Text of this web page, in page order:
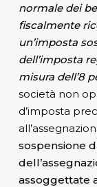
normale dei
fiscalmente
un’imposta
dell’imposta
misura dell’8
società non
d’imposta
sospensione
assoggettate